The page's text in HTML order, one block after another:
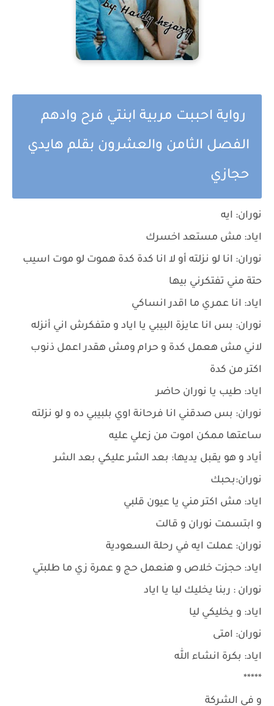
رواية احببت مربية ابنتي فرح وادهم
الفصل الثامن والعشرون بقلم هايدي
حجازي
نوران: ايه
اياد: مش مستعد اخسرك
نوران: انا لو نزلته أو لا انا كدة كدة هموت لو موت اسيب
حتة مني تفتكرني بيها
اياد: انا عمري ما اقدر انساكي
نوران: بس انا عايزة البيبي يا اياد و متفكرش اني أنزله
لاني مش هعمل كدة و حرام ومش هقدر اعمل ذنوب
اكتر من كدة
اياد: طيب يا نوران حاضر
نوران: بس صدقني انا فرحانة اوي بلبيبي ده و لو نزلته
ساعتها ممكن اموت من زعلي عليه
أياد و هو يقبل يديها: بعد الشر عليكي بعد الشر
نوران:بحبك
اياد: مش اكتر مني يا عيون قلبي
و ابتسمت نوران و قالت
نوران: عملت ايه في رحلة السعودية
اياد: حجزت خلاص و هنعمل حج و عمرة زي ما طلبتي
نوران : ربنا يخليك ليا يا اياد
اياد: و يخليكي ليا
نوران: امتى
اياد: بكرة انشاء الله
*****
و في الشركة